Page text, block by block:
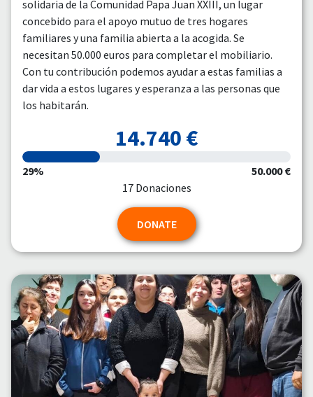
solidaria de la Comunidad Papa Juan XXIII, un lugar
concebido para el apoyo mutuo de tres hogares
familiares y una familia abierta a la acogida. Se
necesitan 50.000 euros para completar el mobiliario.
Con tu contribución podemos ayudar a estas familias a
dar vida a estos lugares y esperanza a las personas que
los habitarán.
14.740 €
29%
50.000 €
17 Donaciones
DONATE